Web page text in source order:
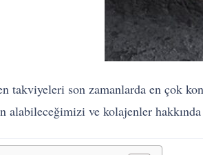
takviyeleri son zamanlarda en çok
alabileceğimizi ve kolajenler